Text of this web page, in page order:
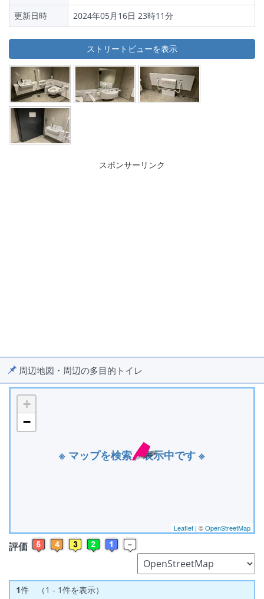
更新日時
2024年05月16日 23時11分
ストリートビューを表示
スポンサーリンク
周辺地図・周辺の多目的トイレ
※ マップを検索、表示中です ※
+
−
Leaflet | ©OpenStreetMap
評価
1件 （1 - 1件を表示）